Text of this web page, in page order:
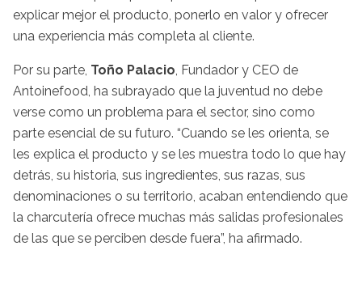
explicar mejor el producto, ponerlo en valor y ofrecer
una experiencia más completa al cliente.
Por su parte, Toño Palacio, Fundador y CEO de
Antoinefood, ha subrayado que la juventud no debe
verse como un problema para el sector, sino como
parte esencial de su futuro. “Cuando se les orienta, se
les explica el producto y se les muestra todo lo que hay
detrás, su historia, sus ingredientes, sus razas, sus
denominaciones o su territorio, acaban entendiendo que
la charcutería ofrece muchas más salidas profesionales
de las que se perciben desde fuera”, ha afirmado.